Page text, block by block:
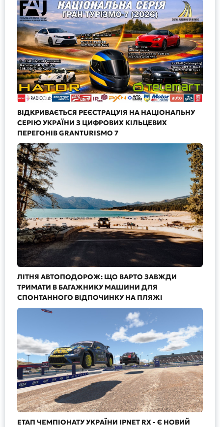
ВІДКРИВАЄТЬСЯ РЕЄСТРАЦУІЯ НА НАЦІОНАЛЬНУ
СЕРІЮ УКРАЇНИ З ЦИФРОВИХ КІЛЬЦЕВИХ
ПЕРЕГОНІВ GRANTURISMO 7
ЛІТНЯ АВТОПОДОРОЖ: ЩО ВАРТО ЗАВЖДИ
ТРИМАТИ В БАГАЖНИКУ МАШИНИ ДЛЯ
СПОНТАННОГО ВІДПОЧИНКУ НА ПЛЯЖІ
ЕТАП ЧЕМПІОНАТУ УКРАЇНИ IPNET RX - Є НОВИЙ